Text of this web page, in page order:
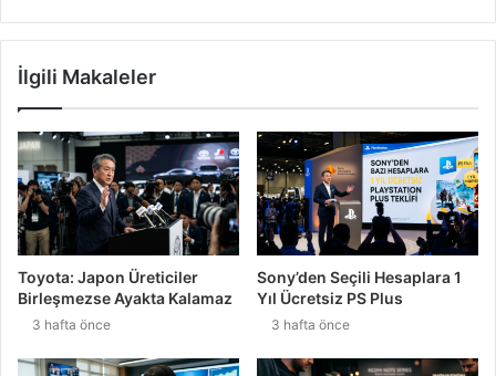
İlgili Makaleler
Toyota: Japon Üreticiler
Birleşmezse Ayakta Kalamaz
3 hafta önce
Sony’den Seçili Hesaplara 1
Yıl Ücretsiz PS Plus
3 hafta önce